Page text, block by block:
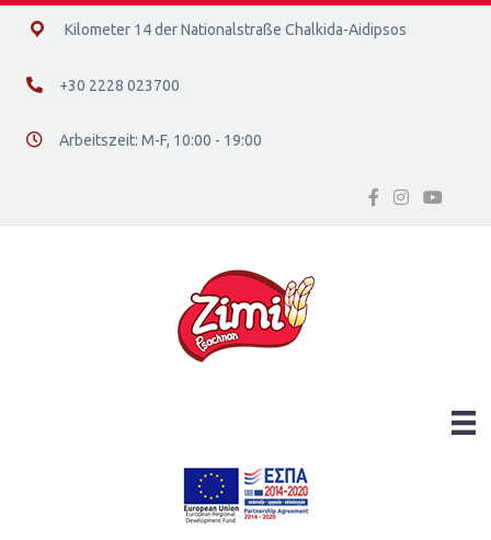
14ο χλμ. Ε.Ο. Χαλκίδας – Αιδηψού, 34400
Kilometer 14 der Nationalstraße Chalkida-Aidipsos
+30 2228 023700
+30 2228 023700
Διεύθυνση οδός 16, Ελλάδα
Arbeitszeit: Μ-F, 10:00 - 19:00